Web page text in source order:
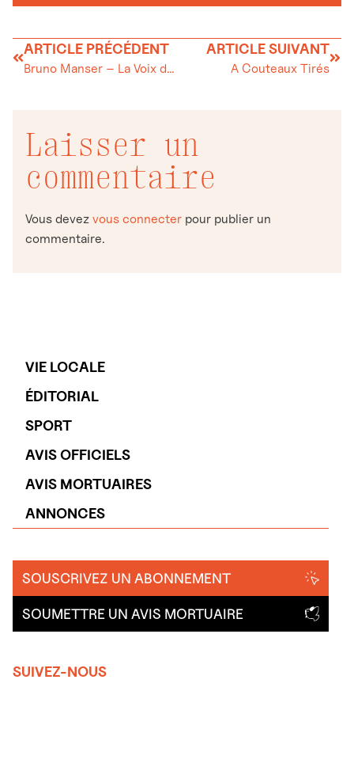
VIE LOCALE
ÉDITORIAL
SPORT
AVIS OFFICIELS
AVIS MORTUAIRES
ANNONCES
SOUSCRIVEZ UN ABONNEMENT
SOUMETTRE UN AVIS MORTUAIRE
SUIVEZ-NOUS
ARTICLE PRÉCÉDENT
Bruno Manser – La Voix de la Forêt Tropicale
ARTICLE SUIVANT
A Couteaux Tirés
Laisser un
commentaire
Vous devez vous connecter pour publier un
commentaire.